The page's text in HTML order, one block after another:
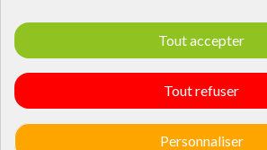
Click and Collect
Livraisons et retours
Informations légales
Laura Emballages - Qui est tu ?
Politique de confidentialité
Conditions générales de ventes
Tout accepter
Tout refuser
Personnaliser